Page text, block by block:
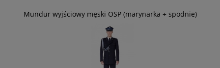
Mundur wyjściowy męski OSP (marynarka + spodnie)